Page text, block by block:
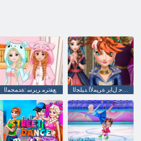
ﻊﻔﺗﺮﻣ ﺮﻳﺮﺳ :ﺓﺪﻤﺠﻤﻟﺍ ﺮﻌﺸﻟﺍ ﺔﻗﻼ ﺣ ﻝﺎﻳﺭ ﺓﺮﻴﻣﻷ ﺍ ﺪﻴﻠﺠﻟﺍ